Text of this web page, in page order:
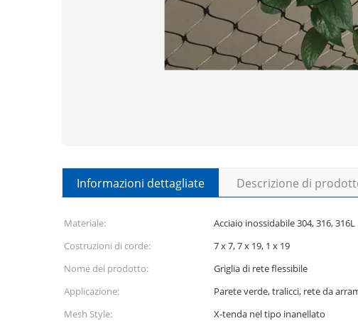
Informazioni dettagliate Descrizione di
Materiale: Acciaio inossidabile 304, 316, 316L
Costruzioni di corde:
7 x 7, 7 x 19, 1 x 19
Nome del prodotto:
Griglia di rete flessibile
Applicazione:
Parete verde, tralicci, rete da
Mesh Style:
X-tenda nel tipo inanellato